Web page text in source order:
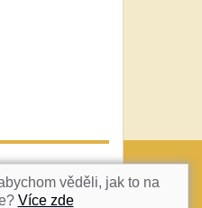
NAHORU
věděli, jak to na
Více zde